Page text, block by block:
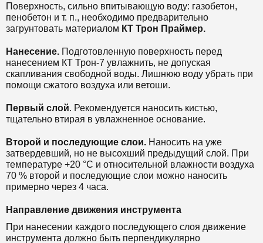
Поверхность, сильно впитывающую воду: газобетон,
пенобетон и т. п., необходимо предварительно
загрунтовать материалом КТ Трон Праймер.
Нанесение. Подготовленную поверхность перед
нанесением КТ Трон-7 увлажнить, не допуская
скапливания свободной воды. Лишнюю воду убрать при
помощи сжатого воздуха или ветоши.
Первый слой. Рекомендуется наносить кистью,
тщательно втирая в увлажненное основание.
Второй и последующие слои. Наносить на уже
затвердевший, но не высохший предыдущий слой. При
температуре +20 °C и относительной влажности воздуха
70 % второй и последующие слои можно наносить
примерно через 4 часа.
Направление движения инструмента
При нанесении каждого последующего слоя движение
инструмента должно быть перпендикулярно